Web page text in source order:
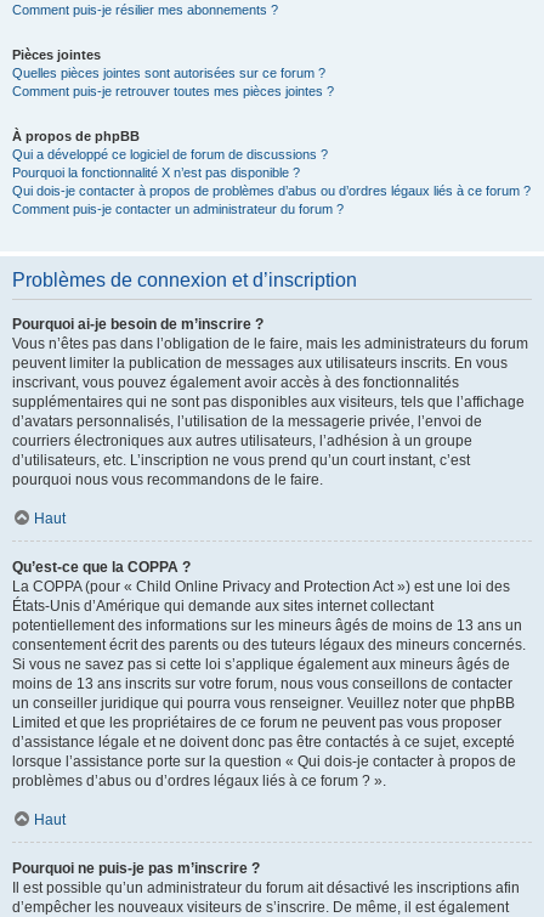
Comment puis-je résilier mes abonnements ?
Pièces jointes
Quelles pièces jointes sont autorisées sur ce forum ?
Comment puis-je retrouver toutes mes pièces jointes ?
À propos de phpBB
Qui a développé ce logiciel de forum de discussions ?
Pourquoi la fonctionnalité X n’est pas disponible ?
Qui dois-je contacter à propos de problèmes d’abus ou d’ordres légaux liés à ce forum ?
Comment puis-je contacter un administrateur du forum ?
Problèmes de connexion et d’inscription
Pourquoi ai-je besoin de m’inscrire ?
Vous n’êtes pas dans l’obligation de le faire, mais les administrateurs du forum
peuvent limiter la publication de messages aux utilisateurs inscrits. En vous
inscrivant, vous pouvez également avoir accès à des fonctionnalités
supplémentaires qui ne sont pas disponibles aux visiteurs, tels que l’affichage
d’avatars personnalisés, l’utilisation de la messagerie privée, l’envoi de
courriers électroniques aux autres utilisateurs, l’adhésion à un groupe
d’utilisateurs, etc. L’inscription ne vous prend qu’un court instant, c’est
pourquoi nous vous recommandons de le faire.
Haut
Qu’est-ce que la COPPA ?
La COPPA (pour « Child Online Privacy and Protection Act ») est une loi des
États-Unis d’Amérique qui demande aux sites internet collectant
potentiellement des informations sur les mineurs âgés de moins de 13 ans un
consentement écrit des parents ou des tuteurs légaux des mineurs concernés.
Si vous ne savez pas si cette loi s’applique également aux mineurs âgés de
moins de 13 ans inscrits sur votre forum, nous vous conseillons de contacter
un conseiller juridique qui pourra vous renseigner. Veuillez noter que phpBB
Limited et que les propriétaires de ce forum ne peuvent pas vous proposer
d’assistance légale et ne doivent donc pas être contactés à ce sujet, excepté
lorsque l’assistance porte sur la question « Qui dois-je contacter à propos de
problèmes d’abus ou d’ordres légaux liés à ce forum ? ».
Haut
Pourquoi ne puis-je pas m’inscrire ?
Il est possible qu’un administrateur du forum ait désactivé les inscriptions afin
d’empêcher les nouveaux visiteurs de s’inscrire. De même, il est également